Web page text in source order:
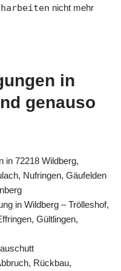
nicht mehr
in
genauso
in 72218 Wildberg,
Nufringen, Gäufelden
in Wildberg – Trölleshof,
Gültlingen,
Rückbau,